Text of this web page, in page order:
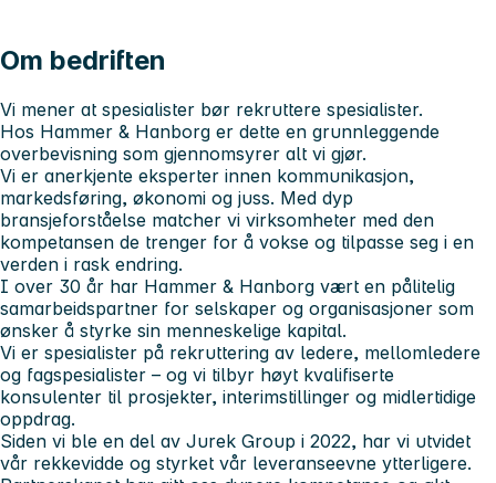
Om bedriften
Vi mener at spesialister bør rekruttere spesialister.
Hos Hammer & Hanborg er dette en grunnleggende
overbevisning som gjennomsyrer alt vi gjør.
Vi er anerkjente eksperter innen kommunikasjon,
markedsføring, økonomi og juss. Med dyp
bransjeforståelse matcher vi virksomheter med den
kompetansen de trenger for å vokse og tilpasse seg i en
verden i rask endring.
I over 30 år har Hammer & Hanborg vært en pålitelig
samarbeidspartner for selskaper og organisasjoner som
ønsker å styrke sin menneskelige kapital.
Vi er spesialister på rekruttering av ledere, mellomledere
og fagspesialister – og vi tilbyr høyt kvalifiserte
konsulenter til prosjekter, interimstillinger og midlertidige
oppdrag.
Siden vi ble en del av Jurek Group i 2022, har vi utvidet
vår rekkevidde og styrket vår leveranseevne ytterligere.